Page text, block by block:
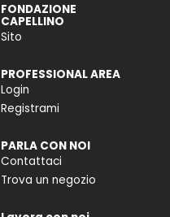
FONDAZIONE
CAPELLINO
Sito
PROFESSIONAL AREA
Login
Registrami
PARLA CON NOI
Contattaci
Trova un negozio